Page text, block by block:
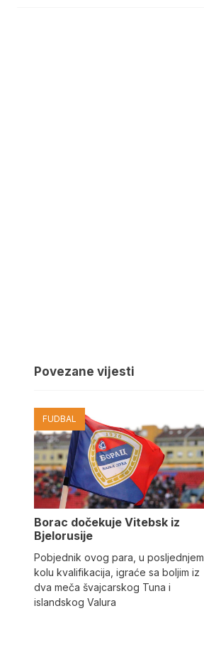
Povezane vijesti
FUDBAL
Borac dočekuje Vitebsk iz
Bjelorusije
Pobjednik ovog para, u posljednjem
kolu kvalifikacija, igraće sa boljim iz
dva meča švajcarskog Tuna i
islandskog Valura